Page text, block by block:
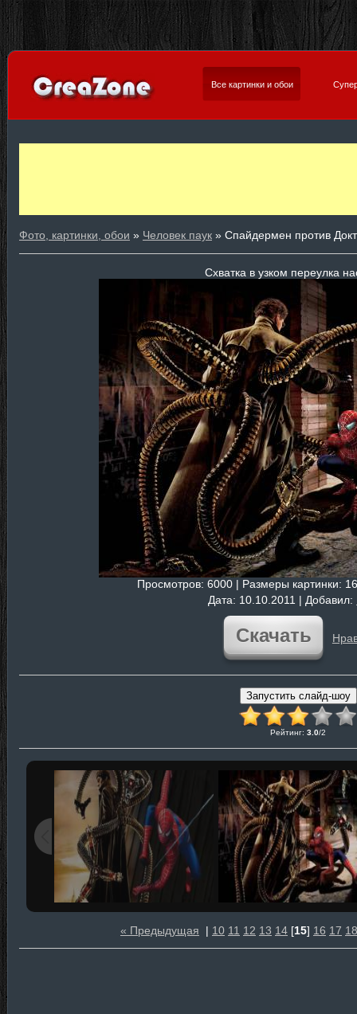
Все картинки и обои
Фото, картинки, обои » Человек паук » Спайдермен против
Схватка в узком переулка
Просмотров: 6000 | Размеры картинки:
Дата: 10.10.2011 | Добавил:
Скачать
Рейтинг: 3.0/2
« Предыдущая | 10 11 12 13 14 [15] 16 17 18